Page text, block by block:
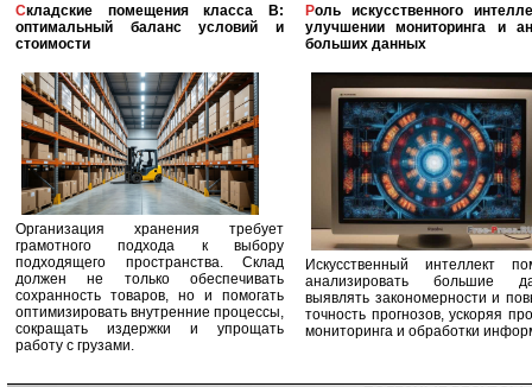
Складские помещения класса B:
оптимальный баланс условий и
стоимости
Организация хранения требует
грамотного подхода к выбору
подходящего пространства. Склад
должен не только обеспечивать
сохранность товаров, но и помогать
оптимизировать внутренние процессы,
сокращать издержки и упрощать
работу с грузами.
Роль искусственного интеллекта в
улучшении мониторинга и
больших данных
Искусственный интеллект
анализировать большие
выявлять закономерности и
точность прогнозов, ускоряя
мониторинга и обработки